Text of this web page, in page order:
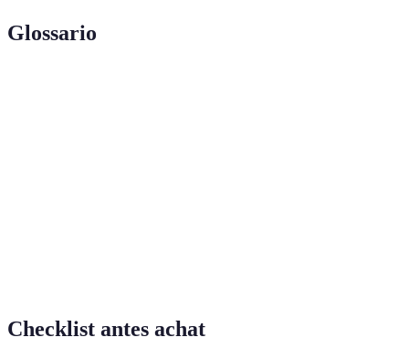
Glossario
Checklist antes achat